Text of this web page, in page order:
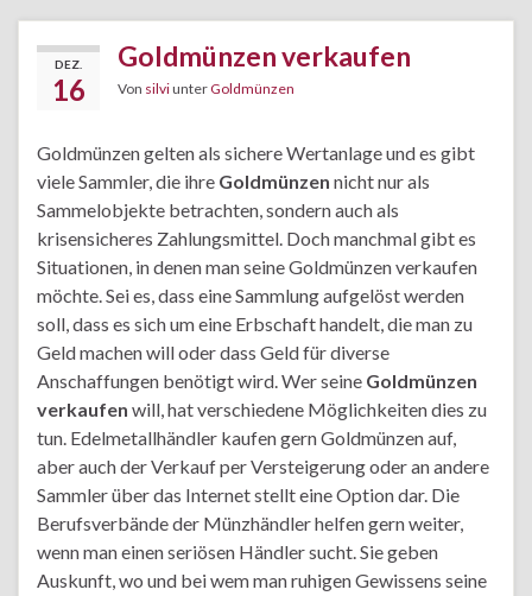
DEZ.
16
Goldmünzen verkaufen
Von silviunter Goldmünzen
Goldmünzen gelten als sichere Wertanlage und es gibt
viele Sammler, die ihre Goldmünzen nicht nur als
Sammelobjekte betrachten, sondern auch als
krisensicheres Zahlungsmittel. Doch manchmal gibt es
Situationen, in denen man seine Goldmünzen verkaufen
möchte. Sei es, dass eine Sammlung aufgelöst werden
soll, dass es sich um eine Erbschaft handelt, die man zu
Geld machen will oder dass Geld für diverse
Anschaffungen benötigt wird. Wer seine Goldmünzen
verkaufen will, hat verschiedene Möglichkeiten dies zu
tun. Edelmetallhändler kaufen gern Goldmünzen auf,
aber auch der Verkauf per Versteigerung oder an andere
Sammler über das Internet stellt eine Option dar. Die
Berufsverbände der Münzhändler helfen gern weiter,
wenn man einen seriösen Händler sucht. Sie geben
Auskunft, wo und bei wem man ruhigen Gewissens seine